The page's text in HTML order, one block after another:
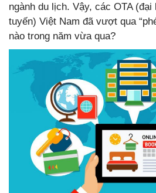
ngành du lịch. Vậy, các OTA
tuyến) Việt Nam đã vượt qua
nào trong năm vừa qua?